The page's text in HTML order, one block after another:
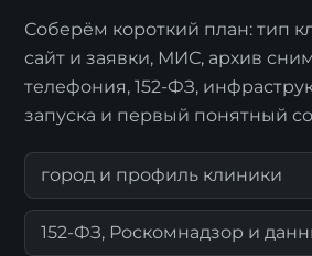
Соберём короткий план: тип
сайт и заявки, МИС, архив
телефония, 152-ФЗ,
запуска и первый понятный
город и профиль клиники
152-ФЗ, Роскомнадзор и
Отправить заявку